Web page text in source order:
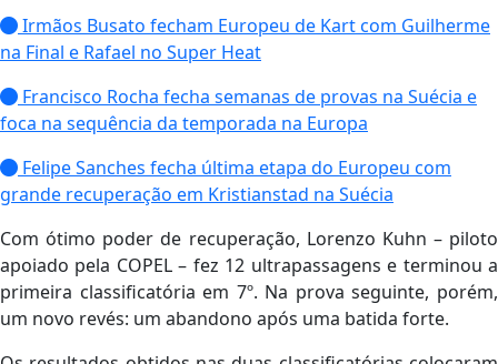
Irmãos Busato fecham Europeu de Kart com Guilherme
na Final e Rafael no Super Heat
Francisco Rocha fecha semanas de provas na Suécia e
foca na sequência da temporada na Europa
Felipe Sanches fecha última etapa do Europeu com
grande recuperação em Kristianstad na Suécia
Com ótimo poder de recuperação, Lorenzo Kuhn – piloto
apoiado pela COPEL – fez 12 ultrapassagens e terminou a
primeira classificatória em 7º. Na prova seguinte, porém,
um novo revés: um abandono após uma batida forte.